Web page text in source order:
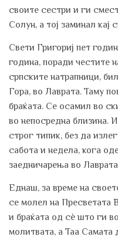
своите сестри и ги
Солун, а тој заминал кај
Свети Григориј пет
година, поради честите
српските натрапници,
Гора, во Лаврата. Таму
браќата. Се осамил во
во непосредна близина.
строг типик, без да
сабота и недела, кога
заедничарења во
Еднаш, за време на
се молел на Пресветата
и браќата од сѐ што ги
молитвата, а Таа Самата